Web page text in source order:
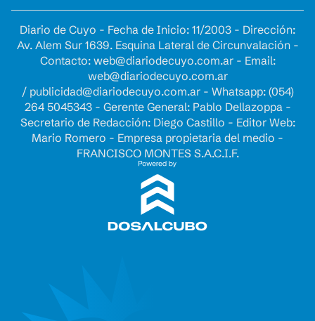
Diario de Cuyo - Fecha de Inicio: 11/2003 - Dirección:
Av. Alem Sur 1639. Esquina Lateral de Circunvalación -
Contacto: web@diariodecuyo.com.ar- Email:
web@diariodecuyo.com.ar
/ publicidad@diariodecuyo.com.ar- Whatsapp: (054)
264 5045343 - Gerente General: Pablo Dellazoppa -
Secretario de Redacción: Diego Castillo - Editor Web:
Mario Romero - Empresa propietaria del medio -
FRANCISCO MONTES S.A.C.I.F.